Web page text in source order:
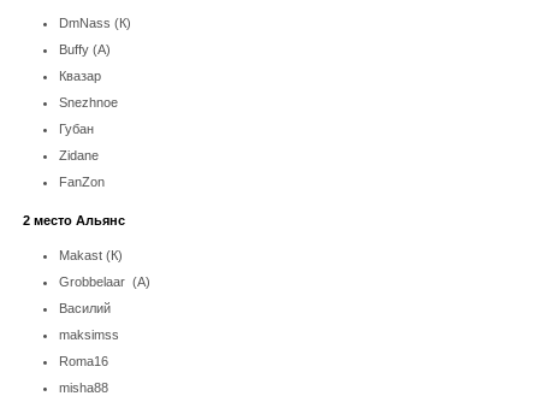
DmNass (К)
Buffy (А)
Квазар
Snezhnoe
Губан
Zidane
FanZon
2 место Альянс
Makast (К)
Grobbelaar (А)
Василий
maksimss
Roma16
misha88